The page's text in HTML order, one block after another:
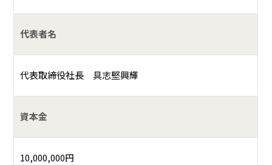
代表者名
代表取締役社長 具志堅興輝
資本金
10,000,000円